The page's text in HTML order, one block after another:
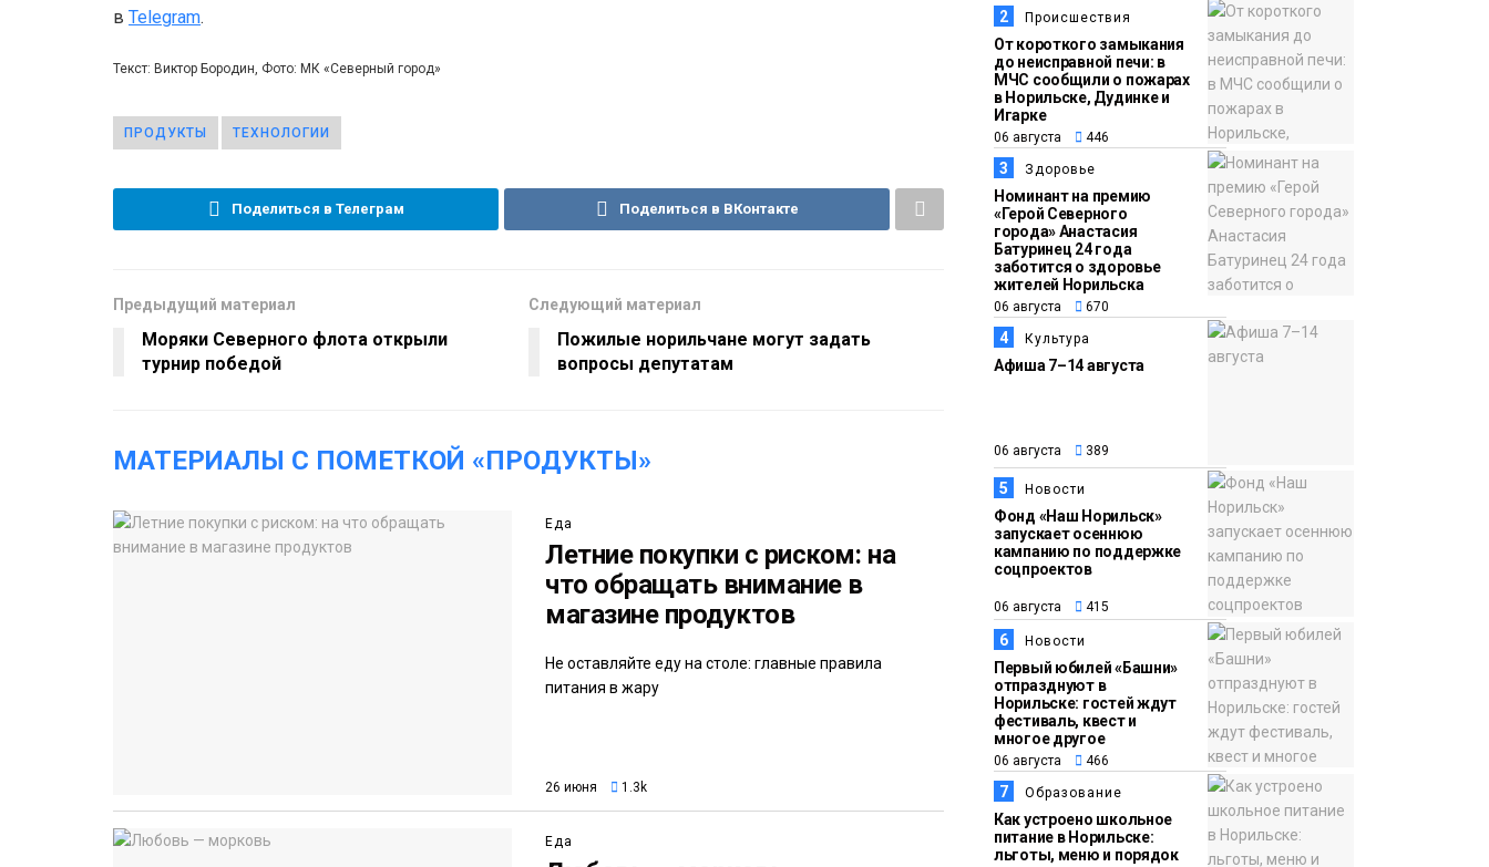
в Telegram.
Текст: Виктор Бородин, Фото: МК «Северный город»
ПРОДУКТЫ ТЕХНОЛОГИИ
Поделиться в Телеграм Поделиться в ВКонтакте
Предыдущий материал
Моряки Северного флота открыли
турнир победой
Следующий материал
Пожилые норильчане могут задать
вопросы депутатам
МАТЕРИАЛЫ С ПОМЕТКОЙ «ПРОДУКТЫ»
Еда
Летние покупки с риском: на
что обращать внимание в
магазине продуктов
Не оставляйте еду на столе: главные правила
питания в жару
26 июня 1.3k
Еда
14:36
06 августа
Плато
Путорана
На плато Путорана
создадут систему
наблюдения за вечной
мерзлотой и очистят
территорию от мусора
13:47
06 августа
Новости
Заполярный
транспортный филиал
в Дудинке
заасфальтировал 47
тысяч «квадратов»
грузовых площадок
Животные
закрыли из-за
появления медведя
2 Происшествия
От короткого замыкания
до неисправной печи: в
МЧС сообщили о пожарах
в Норильске, Дудинке и
Игарке
06 августа 446
3 Здоровье
Номинант на премию
«Герой Северного
города» Анастасия
Батуринец 24 года
заботится о здоровье
жителей Норильска
06 августа 670
4 Культура
Афиша 7–14 августа
06 августа 389
5 Новости
Фонд «Наш Норильск»
запускает осеннюю
кампанию по поддержке
соцпроектов
06 августа 415
6 Новости
Первый юбилей «Башни»
отпразднуют в
Норильске: гостей ждут
фестиваль, квест и
многое другое
06 августа 466
7 Образование
Как устроено школьное
питание в Норильске:
льготы, меню и порядок